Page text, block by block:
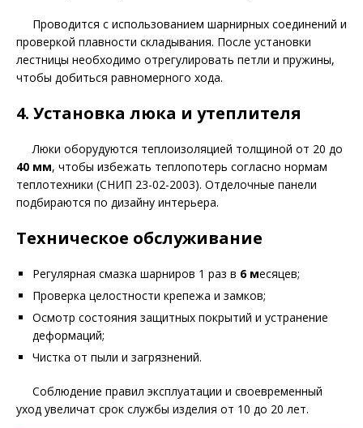
Проводится с использованием шарнирных соединений и
проверкой плавности складывания. После установки
лестницы необходимо отрегулировать петли и пружины,
чтобы добиться равномерного хода.
4. Установка люка и утеплителя
Люки оборудуются теплоизоляцией толщиной от 20 до
40 мм, чтобы избежать теплопотерь согласно нормам
теплотехники (СНИП 23-02-2003). Отделочные панели
подбираются по дизайну интерьера.
Техническое обслуживание
Регулярная смазка шарниров 1 раз в 6 месяцев;
Проверка целостности крепежа и замков;
Осмотр состояния защитных покрытий и устранение
деформаций;
Чистка от пыли и загрязнений.
Соблюдение правил эксплуатации и своевременный
уход увеличат срок службы изделия от 10 до 20 лет.